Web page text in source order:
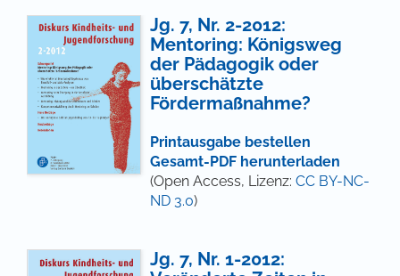
Jg. 7, Nr. 2-2012:
Mentoring: Königsweg
der Pädagogik oder
überschätzte
Fördermaßnahme?
Printausgabe bestellen
Gesamt-PDF herunterladen
(Open Access, Lizenz: CC BY-NC-
ND 3.0)
Jg. 7, Nr. 1-2012: